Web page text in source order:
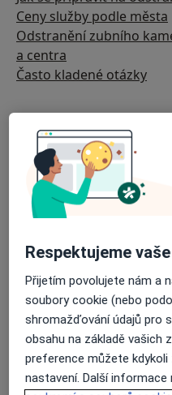
Ceny služby podle města
Odstranění zubního
a centra
Často kladené otázky
Respektujeme
Přijetím povolujete nám a
soubory cookie (nebo
shromažďování údajů pro
obsahu na základě vašich
preference můžete
nastavení. Další informace